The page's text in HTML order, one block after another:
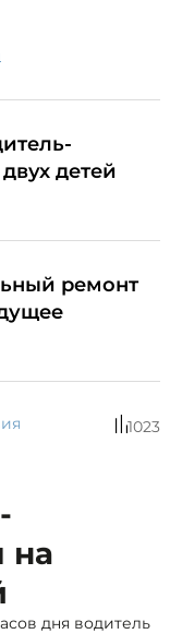
детей
ремонт
1023
на
дня водитель